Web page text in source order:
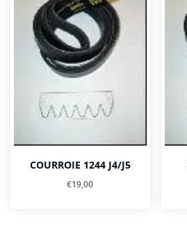
COURROIE 1244 J4/J5
€19,00